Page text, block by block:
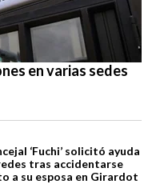
en varias sedes
‘Fuchi’ solicitó ayuda
tras accidentarse
a su esposa en Girardot